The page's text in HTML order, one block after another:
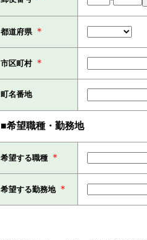
都道府県 ＊
市区町村 ＊
町名番地
■希望職種・勤務地
希望する職種 ＊
希望する勤務地 ＊